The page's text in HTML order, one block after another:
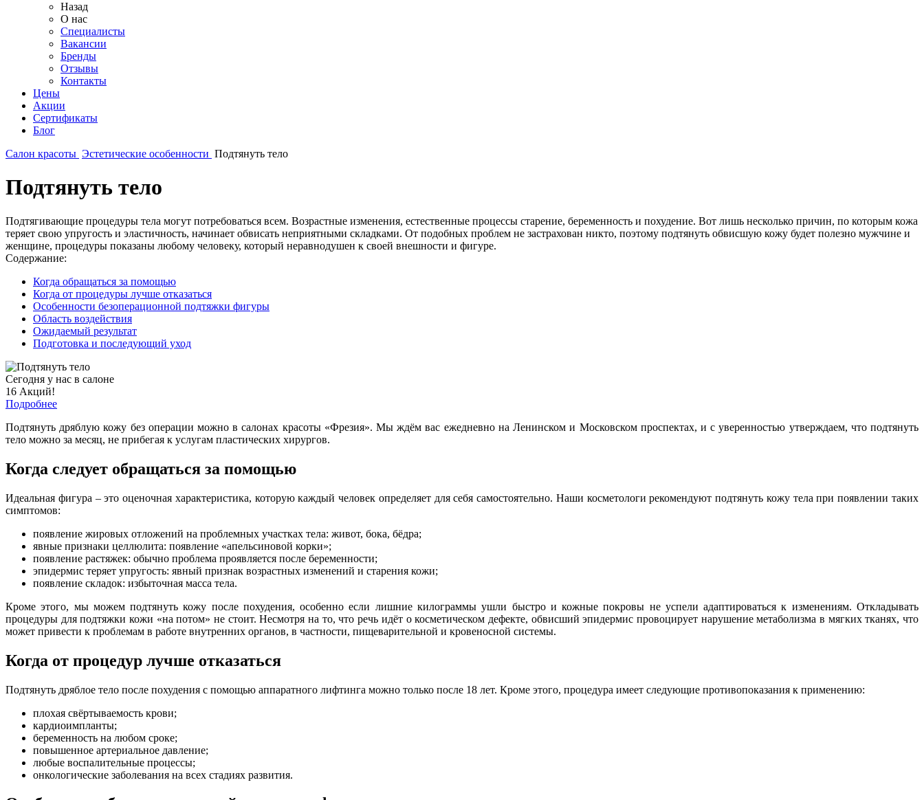
Назад
О нас
Специалисты
Вакансии
Бренды
Отзывы
Контакты
Цены
Акции
Сертификаты
Блог
Салон красоты Эстетические особенности Подтянуть тело
Подтянуть тело
Подтягивающие процедуры тела могут потребоваться всем. Возрастные изменения, естественные процессы старение, беременность и похудение. Вот лишь несколько причин, по которым кожа
теряет свою упругость и эластичность, начинает обвисать неприятными складками. От подобных проблем не застрахован никто, поэтому подтянуть обвисшую кожу будет полезно мужчине и
женщине, процедуры показаны любому человеку, который неравнодушен к своей внешности и фигуре.
Содержание:
Когда обращаться за помощью
Когда от процедуры лучше отказаться
Особенности безоперационной подтяжки фигуры
Область воздействия
Ожидаемый результат
Подготовка и последующий уход
Сегодня у нас в салоне
16 Акций!
Подробнее
Подтянуть дряблую кожу без операции можно в салонах красоты «Фрезия». Мы ждём вас ежедневно на Ленинском и Московском проспектах, и с уверенностью утверждаем, что подтянуть
тело можно за месяц, не прибегая к услугам пластических хирургов.
Когда следует обращаться за помощью
Идеальная фигура – это оценочная характеристика, которую каждый человек определяет для себя самостоятельно. Наши косметологи рекомендуют подтянуть кожу тела при появлении таких
симптомов:
появление жировых отложений на проблемных участках тела: живот, бока, бёдра;
явные признаки целлюлита: появление «апельсиновой корки»;
появление растяжек: обычно проблема проявляется после беременности;
эпидермис теряет упругость: явный признак возрастных изменений и старения кожи;
появление складок: избыточная масса тела.
Кроме этого, мы можем подтянуть кожу после похудения, особенно если лишние килограммы ушли быстро и кожные покровы не успели адаптироваться к изменениям. Откладывать
процедуры для подтяжки кожи «на потом» не стоит. Несмотря на то, что речь идёт о косметическом дефекте, обвисший эпидермис провоцирует нарушение метаболизма в мягких тканях, что
может привести к проблемам в работе внутренних органов, в частности, пищеварительной и кровеносной системы.
Когда от процедур лучше отказаться
Подтянуть дряблое тело после похудения с помощью аппаратного лифтинга можно только после 18 лет. Кроме этого, процедура имеет следующие противопоказания к применению:
плохая свёртываемость крови;
кардиоимпланты;
беременность на любом сроке;
повышенное артериальное давление;
любые воспалительные процессы;
онкологические заболевания на всех стадиях развития.